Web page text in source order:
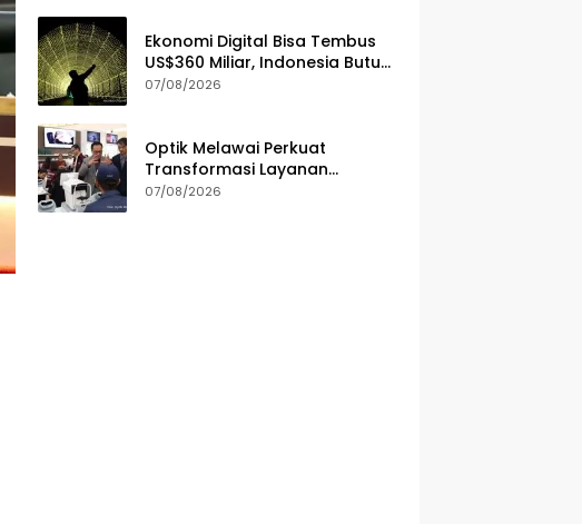
Ekonomi Digital Bisa Tembus
US$360 Miliar, Indonesia Butuh
Strategi Talenta Nasional
07/08/2026
Optik Melawai Perkuat
Transformasi Layanan
Kesehatan Mata
07/08/2026